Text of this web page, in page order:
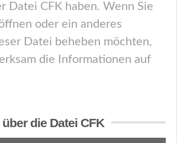
Datei CFK haben. Wenn Sie
oder ein anderes
Datei beheben möchten,
die Informationen auf
die Datei CFK